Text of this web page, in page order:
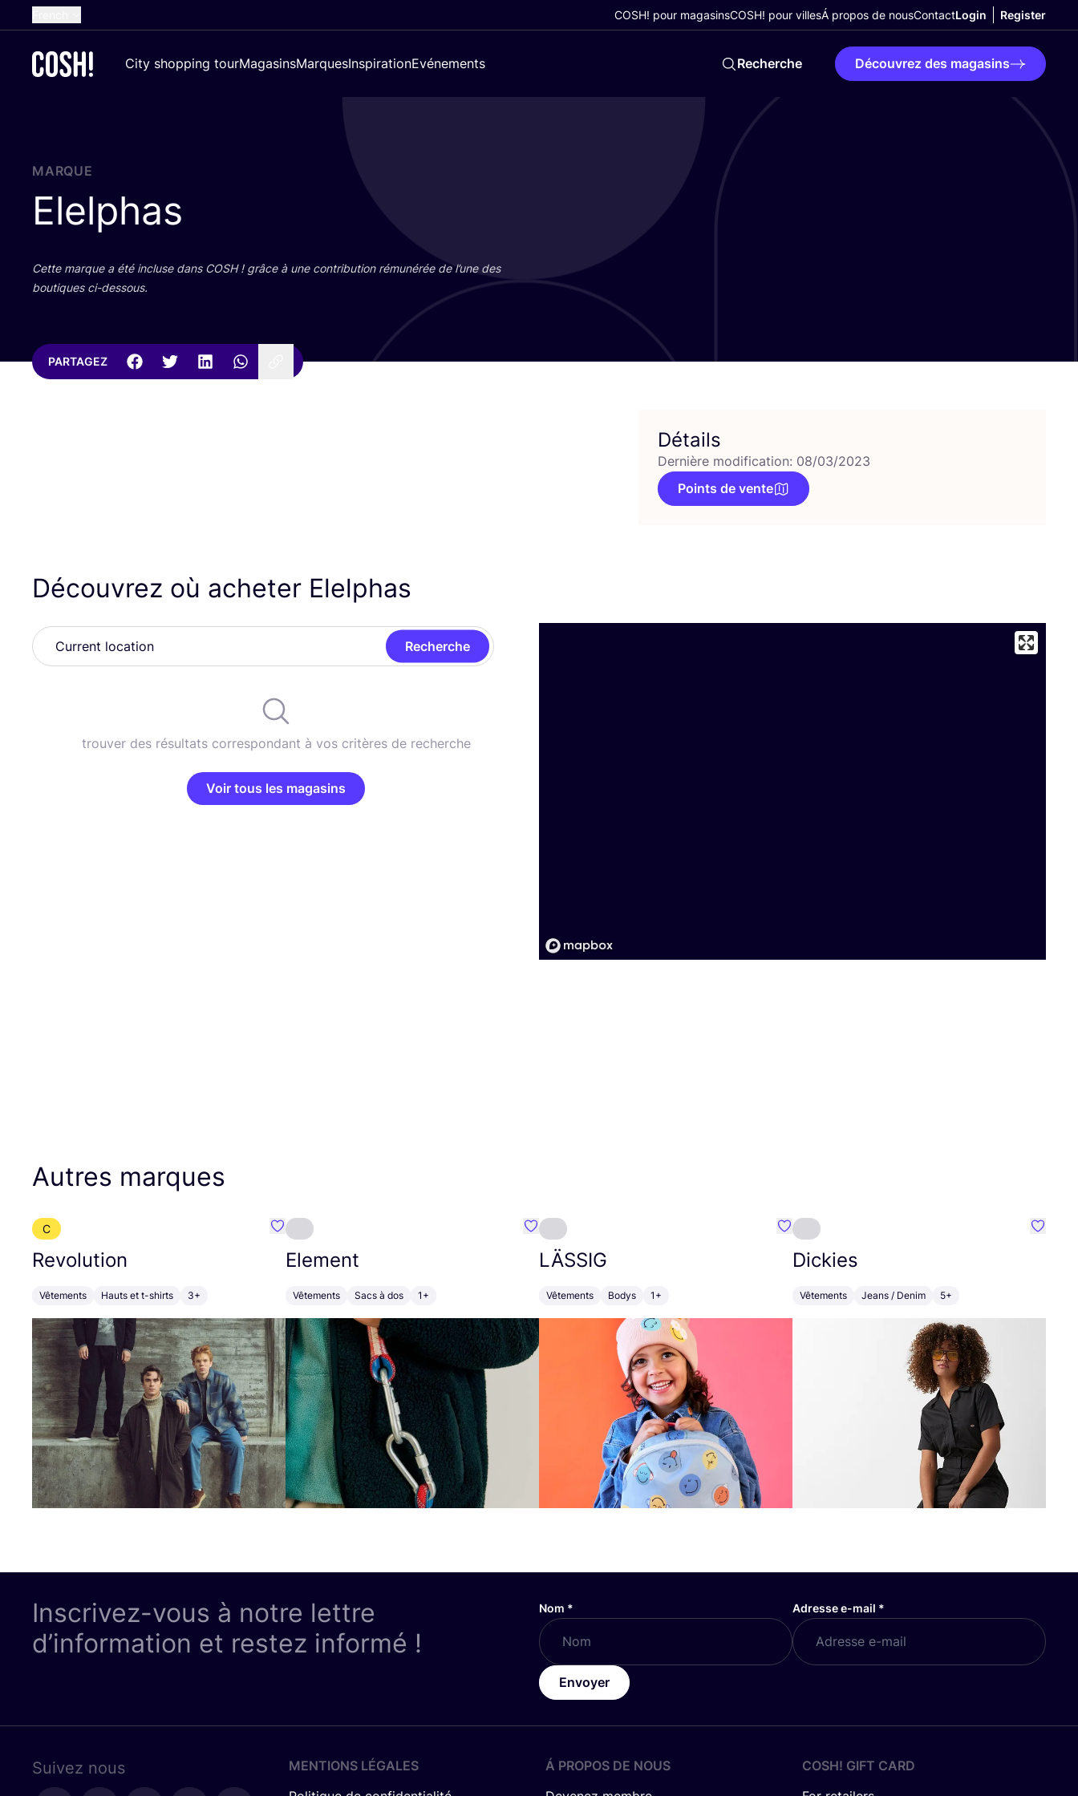
Dutch
Croatian
COSH! pour magasinsCOSH! pour villesÁ propos de nousContactLogin Register
City shopping tourMagasinsMarquesInspirationEvénements Recherche Découvrez des magasins
MARQUE
Elelphas
Cette marque a été incluse dans COSH! grâce à une contri­bu­tion rému­né­rée de l’une des
bou­tiques ci-dessous.
PARTAGEZ
Détails
Dernière modification: 08/03/2023
Points de vente
Découvrez où acheter Elelphas
Recherche
trouver des résultats correspondant à vos critères de recherche
Voir tous les magasins
Autres marques
C
Revolution
Vêtements Hauts et t-shirts 3+
Préféré {nom}
Element
Vêtements Sacs à dos 1+
Préféré {nom}
LÄSSIG
Vêtements Bodys 1+
Préféré {nom}
Dickies
Vêtements Jeans / Denim 5+
Inscrivez-vous à notre lettre
d’information et restez informé !
Nom * Adresse e-mail *
Envoyer
Suivez nous
MENTIONS LÉGALES
Á PROPOS DE NOUS
COSH! GIFT CARD